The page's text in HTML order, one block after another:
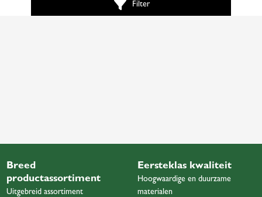
Filter
Breed
productassortiment
Uitgebreid assortiment
Eersteklas kwaliteit
Hoogwaardige en duurzame
materialen